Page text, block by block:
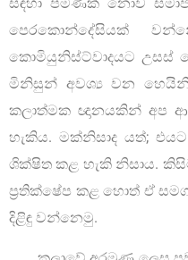
පෙරකොන්දේසියක්
කොමියුනිස්ට්වාදයට උසස්
මිනිසුන් අවශ්‍ය වන
කලාත්මක ඥානයකින් අප
හැකිය. මක්නිසාද යත්;
ශික්ෂිත කළ හැකි නිසාය.
ප්‍රතික්ෂේප කළ හොත් ඒ
දිළිඳු වන්නෙමු.